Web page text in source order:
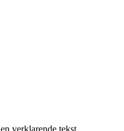
verklarende tekst